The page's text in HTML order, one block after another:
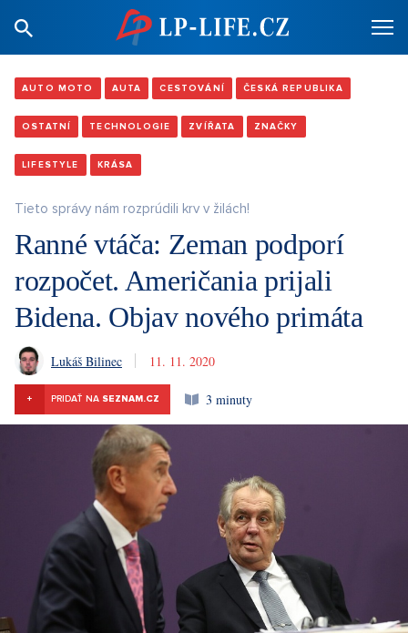
AUTO MOTO AUTA CESTOVÁNÍ ČESKÁ REPUBLIKA
OSTATNÍ TECHNOLOGIE ZVÍŘATA ZNAČKY
LIFESTYLE KRÁSA
Tieto správy nám rozprúdili krv v žilách!
Ranné vtáča: Zeman podporí
rozpočet. Američania prijali
Bidena. Objav nového primáta
Lukáš Bilinec 11. 11. 2020
+ PRIDAŤ NA SEZNAM.CZ 3 minuty